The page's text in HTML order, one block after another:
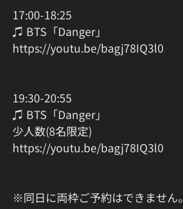
17:00-18:25
♫ BTS「Danger」
https://youtu.be/bagj78IQ3l0
19:30-20:55
♫ BTS「Danger」
少人数(8名限定)
https://youtu.be/bagj78IQ3l0
※同日に両枠ご予約はできません。